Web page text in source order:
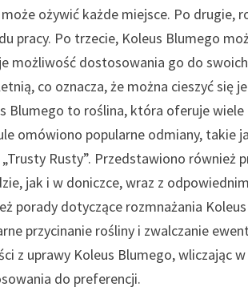
ożywić każde miejsce. Po drugie,
pracy. Po trzecie, Koleus Blumego
możliwość dostosowania go do
co oznacza, że ​​można cieszyć się
Blumego to roślina, która oferuje
omówiono popularne odmiany, takie
„Trusty Rusty”. Przedstawiono
jak i w doniczce, wraz z
porady dotyczące rozmnażania
przycinanie rośliny i zwalczanie
z uprawy Koleus Blumego, wliczając
do preferencji.